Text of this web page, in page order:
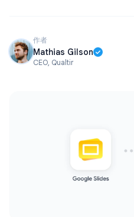
作者
Mathias Gilson
CEO, Qualtir